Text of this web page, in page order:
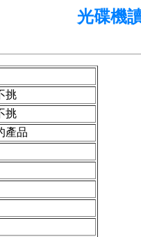
光碟機
挑
挑
產品